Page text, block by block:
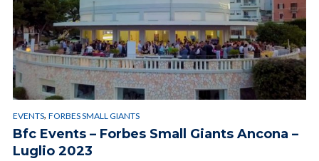
EVENTS, FORBES SMALL GIANTS
Bfc Events – Forbes Small Giants Ancona –
Luglio 2023